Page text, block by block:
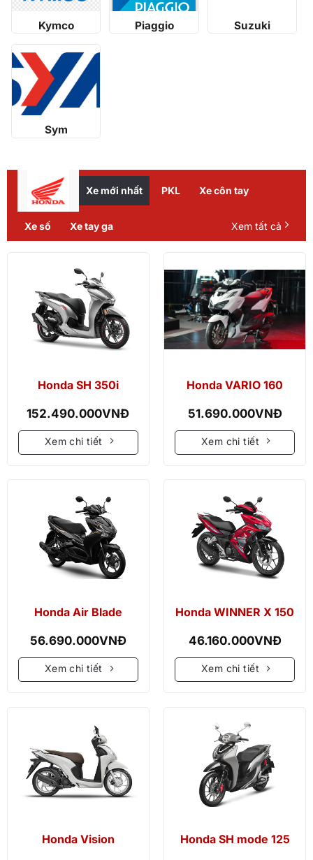
Kymco Piaggio Suzuki
Sym
Xe mới nhất PKL Xe côn tay
Xe số Xe tay ga Xem tất cả
Honda SH 350i
152.490.000VNĐ
Xem chi tiết
Honda VARIO 160
51.690.000VNĐ
Xem chi tiết
Honda Air Blade
56.690.000VNĐ
Xem chi tiết
Honda WINNER X 150
46.160.000VNĐ
Xem chi tiết
Honda Vision Honda SH mode 125